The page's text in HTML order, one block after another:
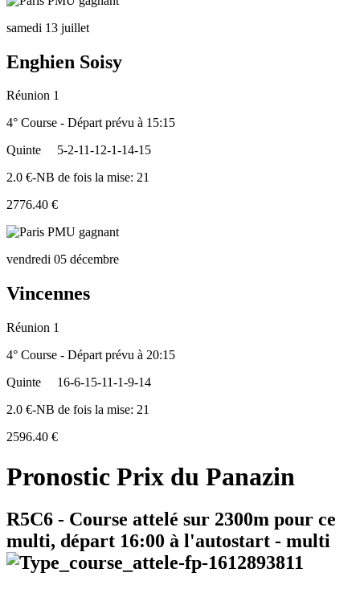
samedi 13 juillet
Enghien Soisy
Réunion 1
4° Course - Départ prévu à 15:15
Quinte
5-2-11-12-1-14-15
2.0 €-NB de fois la mise: 21
2776.40 €
vendredi 05 décembre
Vincennes
Réunion 1
4° Course - Départ prévu à 20:15
Quinte
16-6-15-11-1-9-14
2.0 €-NB de fois la mise: 21
2596.40 €
Pronostic Prix du Panazin
R5C6 - Course attelé sur 2300m pour ce
multi, départ 16:00 à l'autostart - multi